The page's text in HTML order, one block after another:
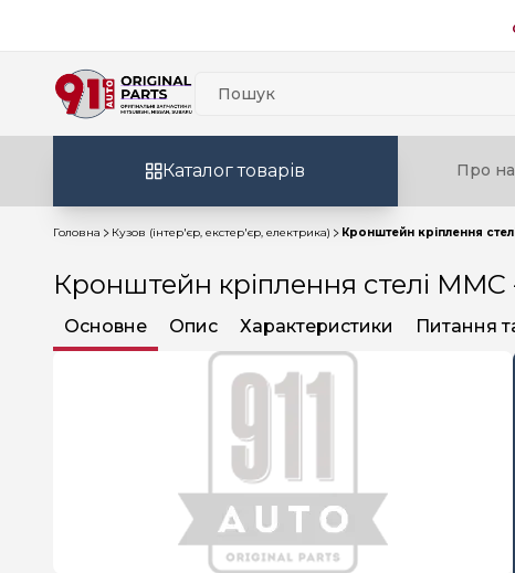
Каталог товарів Про
Головна Кузов (інтер'єр, екстер'єр, електрика) Кронштейн кріплення
Кронштейн кріплення стелі
Основне Опис Характеристики Питання